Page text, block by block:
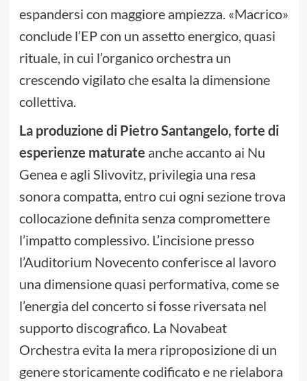
espandersi con maggiore ampiezza. «Macrico»
conclude l’EP con un assetto energico, quasi
rituale, in cui l’organico orchestra un
crescendo vigilato che esalta la dimensione
collettiva.
La produzione di Pietro Santangelo, forte di
esperienze maturate anche accanto ai Nu
Genea e agli Slivovitz, privilegia una resa
sonora compatta, entro cui ogni sezione trova
collocazione definita senza compromettere
l’impatto complessivo. L’incisione presso
l’Auditorium Novecento conferisce al lavoro
una dimensione quasi performativa, come se
l’energia del concerto si fosse riversata nel
supporto discografico. La Novabeat
Orchestra evita la mera riproposizione di un
genere storicamente codificato e ne rielabora